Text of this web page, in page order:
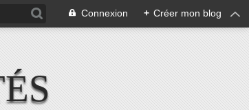
Connexion + Créer mon blog